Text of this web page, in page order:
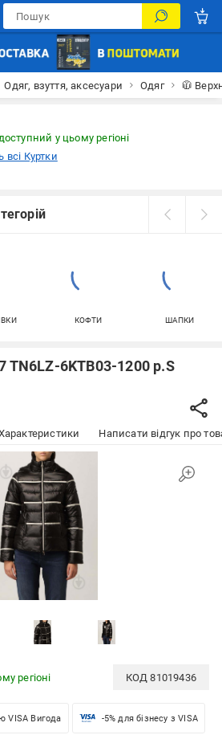
Одяг, взуття, аксесуари Одяг 🧥
у цьому регіоні
Куртки
КОФТИ ШАПКИ
TN6LZ-6KTB03-1200 р.S
Написати відгук про
регіоні КОД81019436
VISA Вигода -5% для бізнесу з VISA